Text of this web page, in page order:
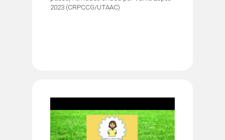
2023 (CRPCCG/UTAAC)